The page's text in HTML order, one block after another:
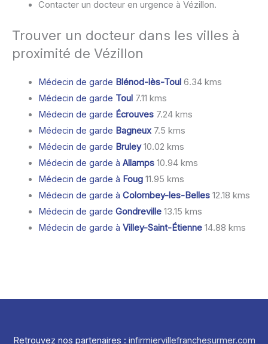
Contacter un docteur en urgence à Vézillon.
Trouver un docteur dans les villes à
proximité de Vézillon
Médecin de garde Blénod-lès-Toul6.34 kms
Médecin de garde Toul7.11 kms
Médecin de garde Écrouves7.24 kms
Médecin de garde Bagneux7.5 kms
Médecin de garde Bruley10.02 kms
Médecin de garde à Allamps10.94 kms
Médecin de garde à Foug11.95 kms
Médecin de garde à Colombey-les-Belles12.18 kms
Médecin de garde Gondreville13.15 kms
Médecin de garde à Villey-Saint-Étienne14.88 kms
Retrouvez nos partenaires : infirmiervillefranchesurmer.com